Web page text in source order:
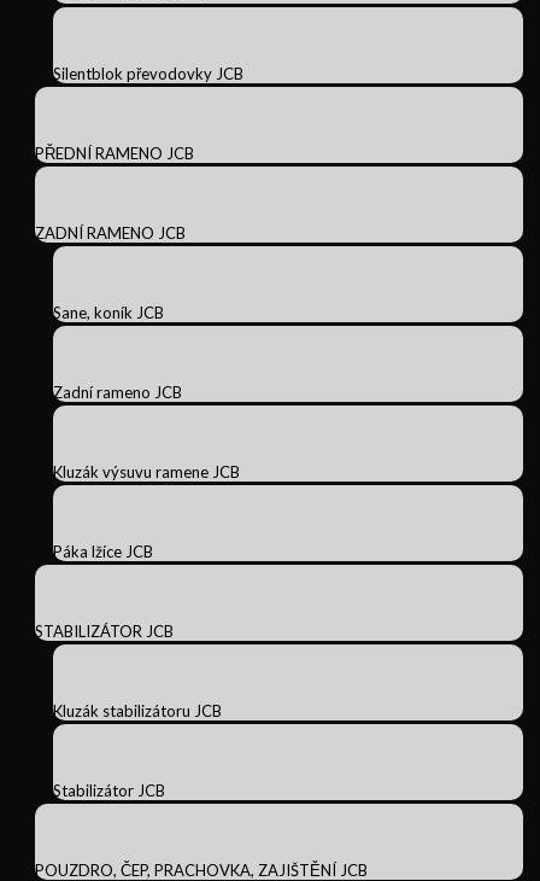
Silentblok převodovky JCB
PŘEDNÍ RAMENO JCB
ZADNÍ RAMENO JCB
Sane, koník JCB
Zadní rameno JCB
Kluzák výsuvu ramene JCB
Páka lžíce JCB
STABILIZÁTOR JCB
Kluzák stabilizátoru JCB
Stabilizátor JCB
POUZDRO, ČEP, PRACHOVKA, ZAJIŠTĚNÍ JCB